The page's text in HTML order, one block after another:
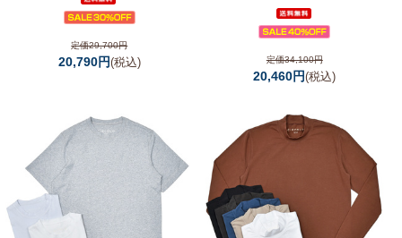
定価29,700円
20,790円(税込) 定価34,100円
20,460円(税込)